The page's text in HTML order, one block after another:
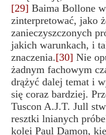
[29] Baima Bollone
zinterpretować, jako
zanieczyszczonych
jakich warunkach, i
znaczenia.[30] Nie
żadnym fachowym
drążyć dalej temat i
się corazbardziej.
Tuscon A.J.T. Jull
resztki lnianych
kolei Paul Damon,